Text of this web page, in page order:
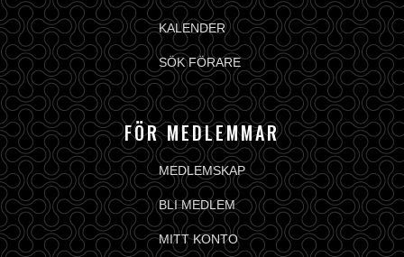
KALENDER
SÖK FÖRARE
FÖR MEDLEMMAR
MEDLEMSKAP
BLI MEDLEM
MITT KONTO